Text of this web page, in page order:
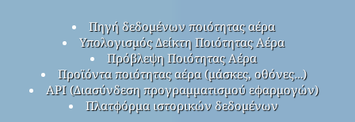
Πηγή δεδομένων ποιότητας αέρα
Υπολογισμός Δείκτη Ποιότητας Αέρα
Πρόβλεψη Ποιότητας Αέρα
Προϊόντα ποιότητας αέρα (μάσκες, οθόνες…)
API (Διασύνδεση προγραμματισμού εφαρμογών)
Πλατφόρμα ιστορικών δεδομένων